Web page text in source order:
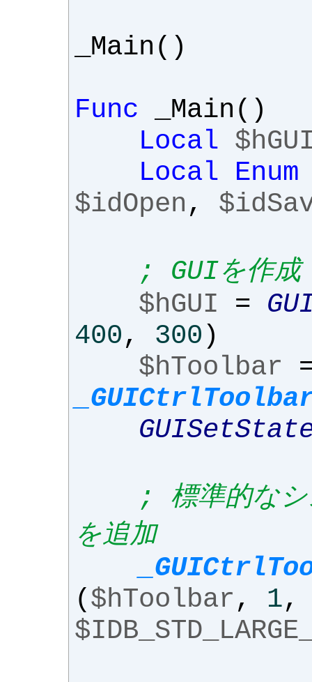
_Main ()
Func _Main ()
Local
Local Enum
$idOpen ,
; GUIを作成
$hGUI
=
400, 300 )
$hToolbar
; 標準的なシ
を追加
($hToolbar , 1,